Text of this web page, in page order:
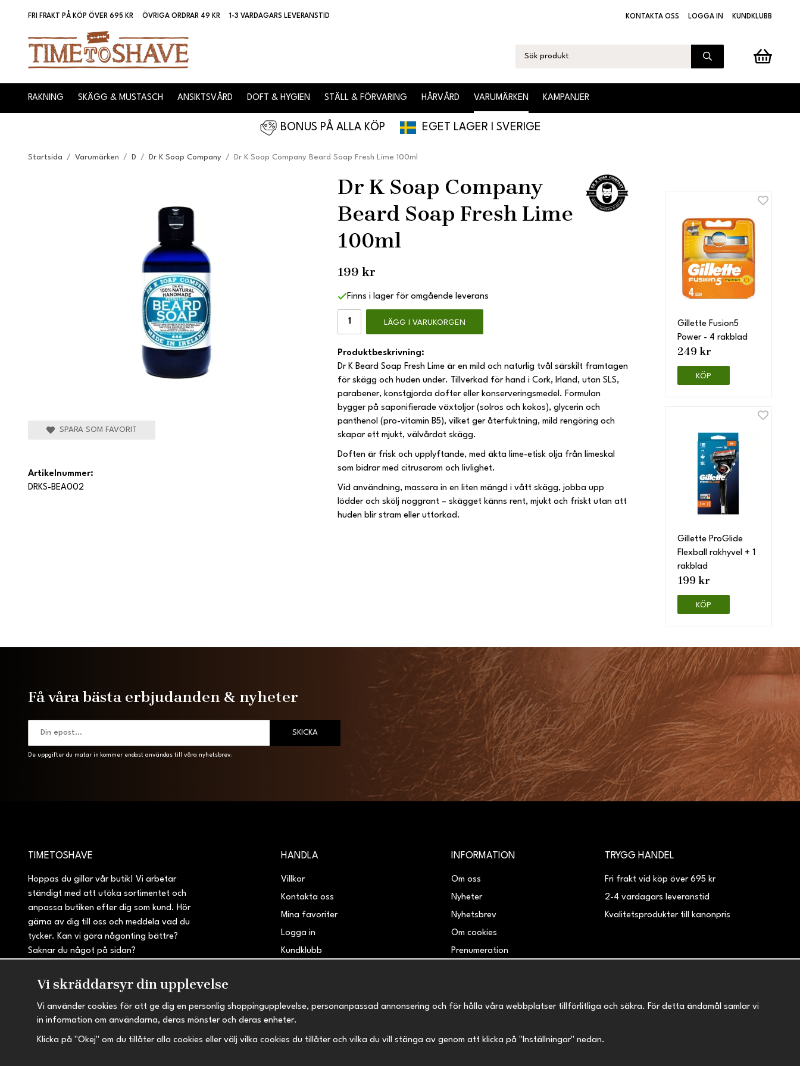
FRI FRAKT PÅ KÖP ÖVER 695 KR ÖVRIGA ORDRAR 49 KR 1-3 VARDAGARS LEVERANSTID KONTAKTA OSS LOGGA IN KUNDKLUBB
RAKNING SKÄGG & MUSTASCH ANSIKTSVÅRD DOFT & HYGIEN STÄLL & FÖRVARING HÅRVÅRD VARUMÄRKEN KAMPANJER
BONUS PÅ ALLA KÖP EGET LAGER I SVERIGE
Startsida / Varumärken / D / Dr K Soap Company / Dr K Soap Company Beard Soap Fresh Lime 100ml
Dr K Soap Company
Beard Soap Fresh Lime
100ml
199 kr
Finns i lager för omgående leverans
LÄGG I VARUKORGEN
Produktbeskrivning:
Dr K Beard Soap Fresh Lime är en mild och naturlig tvål särskilt framtagen
för skägg och huden under. Tillverkad för hand i Cork, Irland, utan SLS,
parabener, konstgjorda dofter eller konserveringsmedel. Formulan
bygger på saponifierade växtoljor (solros och kokos), glycerin och
panthenol (pro-vitamin B5), vilket ger återfuktning, mild rengöring och
skapar ett mjukt, välvårdat skägg.
Doften är frisk och upplyftande, med äkta lime-etisk olja från limeskal
som bidrar med citrusarom och livlighet.
Vid användning, massera in en liten mängd i vått skägg, jobba upp
lödder och skölj noggrant – skägget känns rent, mjukt och friskt utan att
huden blir stram eller uttorkad.
Gillette Fusion5
Power - 4 rakblad
249 kr
KÖP
Gillette ProGlide
Flexball rakhyvel + 1
rakblad
199 kr
KÖP
SPARA SOM FAVORIT
Artikelnummer:
DRKS-BEA002
Få våra bästa erbjudanden & nyheter
SKICKA
De uppgifter du matar in kommer endast användas till våra nyhetsbrev.
TIMETOSHAVE
Hoppas du gillar vår butik! Vi arbetar
ständigt med att utöka sortimentet och
anpassa butiken efter dig som kund. Hör
gärna av dig till oss och meddela vad du
tycker. Kan vi göra någonting bättre?
Saknar du något på sidan?
HANDLA
Villkor
Kontakta oss
Mina favoriter
Logga in
Kundklubb
INFORMATION
Om oss
Nyheter
Nyhetsbrev
Om cookies
Prenumeration
TRYGG HANDEL
Fri frakt vid köp över 695 kr
2-4 vardagars leveranstid
Kvalitetsprodukter till kanonpris
Vi skräddarsyr din upplevelse
Vi använder cookies för att ge dig en personlig shoppingupplevelse, personanpassad annonsering och för hålla våra webbplatser tillförlitliga och säkra. För detta ändamål samlar vi
in information om användarna, deras mönster och deras enheter.
Klicka på "Okej" om du tillåter alla cookies eller välj vilka cookies du tillåter och vilka du vill stänga av genom att klicka på "Inställningar" nedan.